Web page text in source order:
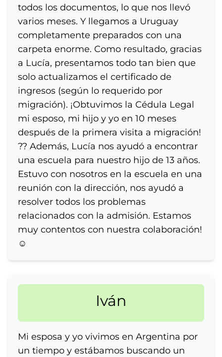
todos los documentos, lo que nos llevó
varios meses. Y llegamos a Uruguay
completamente preparados con una
carpeta enorme. Como resultado, gracias
a Lucía, presentamos todo tan bien que
solo actualizamos el certificado de
ingresos (según lo requerido por
migración). ¡Obtuvimos la Cédula Legal
mi esposo, mi hijo y yo en 10 meses
después de la primera visita a migración!
?? Además, Lucía nos ayudó a encontrar
una escuela para nuestro hijo de 13 años.
Estuvo con nosotros en la escuela en una
reunión con la dirección, nos ayudó a
resolver todos los problemas
relacionados con la admisión. Estamos
muy contentos con nuestra colaboración!
☺️
Iván
Mi esposa y yo vivimos en Argentina por
un tiempo y estábamos buscando un